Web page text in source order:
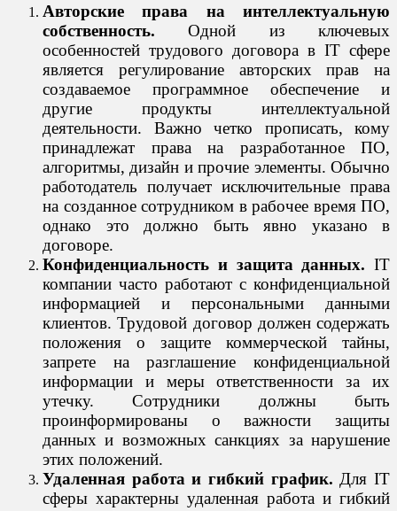
Авторские права на интеллектуальную
собственность.Одной из ключевых
особенностей трудового договора в IT сфере
является регулирование авторских прав на
создаваемое программное обеспечение и
другие продукты интеллектуальной
деятельности. Важно четко прописать, кому
принадлежат права на разработанное ПО,
алгоритмы, дизайн и прочие элементы. Обычно
работодатель получает исключительные права
на созданное сотрудником в рабочее время ПО,
однако это должно быть явно указано в
договоре.
Конфиденциальность и защита данных. IT
компании часто работают с конфиденциальной
информацией и персональными данными
клиентов. Трудовой договор должен содержать
положения о защите коммерческой тайны,
запрете на разглашение конфиденциальной
информации и меры ответственности за их
утечку. Сотрудники должны быть
проинформированы о важности защиты
данных и возможных санкциях за нарушение
этих положений.
Удаленная работа и гибкий график. Для IT
сферы характерны удаленная работа и гибкий